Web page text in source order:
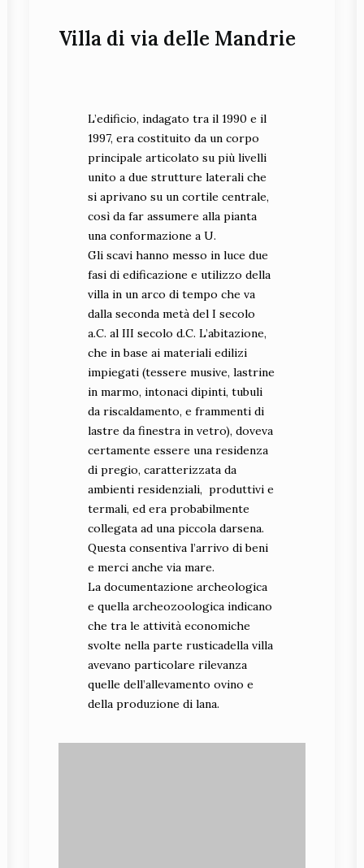
Particolare del mosaico
Ricostruzione del vano
con il mosaico policromo
(da Tempus edax rerum
2020)
particolare del mosaico
policromo (foto Piera
particolare del mosaico
Mauchigna)
Villa di via delle Mandrie
L’edificio, indagato tra il 1990 e il
1997, era costituito da un corpo
principale articolato su più livelli
unito a due strutture laterali che
si aprivano su un cortile centrale,
così da far assumere alla pianta
una conformazione a U.
Gli scavi hanno messo in luce due
fasi di edificazione e utilizzo della
villa in un arco di tempo che va
dalla seconda metà del I secolo
a.C. al III secolo d.C. L’abitazione,
che in base ai materiali edilizi
impiegati (tessere musive, lastrine
in marmo, intonaci dipinti, tubuli
da riscaldamento, e frammenti di
lastre da finestra in vetro), doveva
certamente essere una residenza
di pregio, caratterizzata da
ambienti residenziali, produttivi e
termali, ed era probabilmente
collegata ad una piccola darsena.
Questa consentiva l’arrivo di beni
e merci anche via mare.
La documentazione archeologica
e quella archeozoologica indicano
che tra le attività economiche
svolte nella parte rusticadella villa
avevano particolare rilevanza
quelle dell’allevamento ovino e
della produzione di lana.